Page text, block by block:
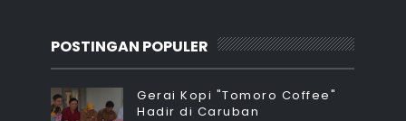
POSTINGAN POPULER
Gerai Kopi "Tomoro Coffee"
Hadir di Caruban